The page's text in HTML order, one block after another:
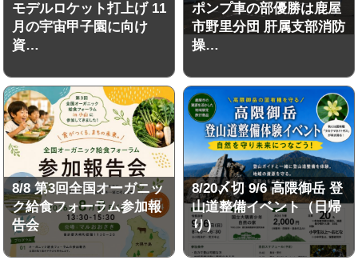
モデルロケット打上げ 11
月の宇宙甲子園に向け
資…
ポンプ車の部優勝は鹿屋
市野里分団 肝属支部消防
操…
8/8 第3回全国オーガニッ
ク給食フォーラム参加報
告会
8/20〆切 9/6 高隈御岳 登
山道整備イベント（日帰
り）